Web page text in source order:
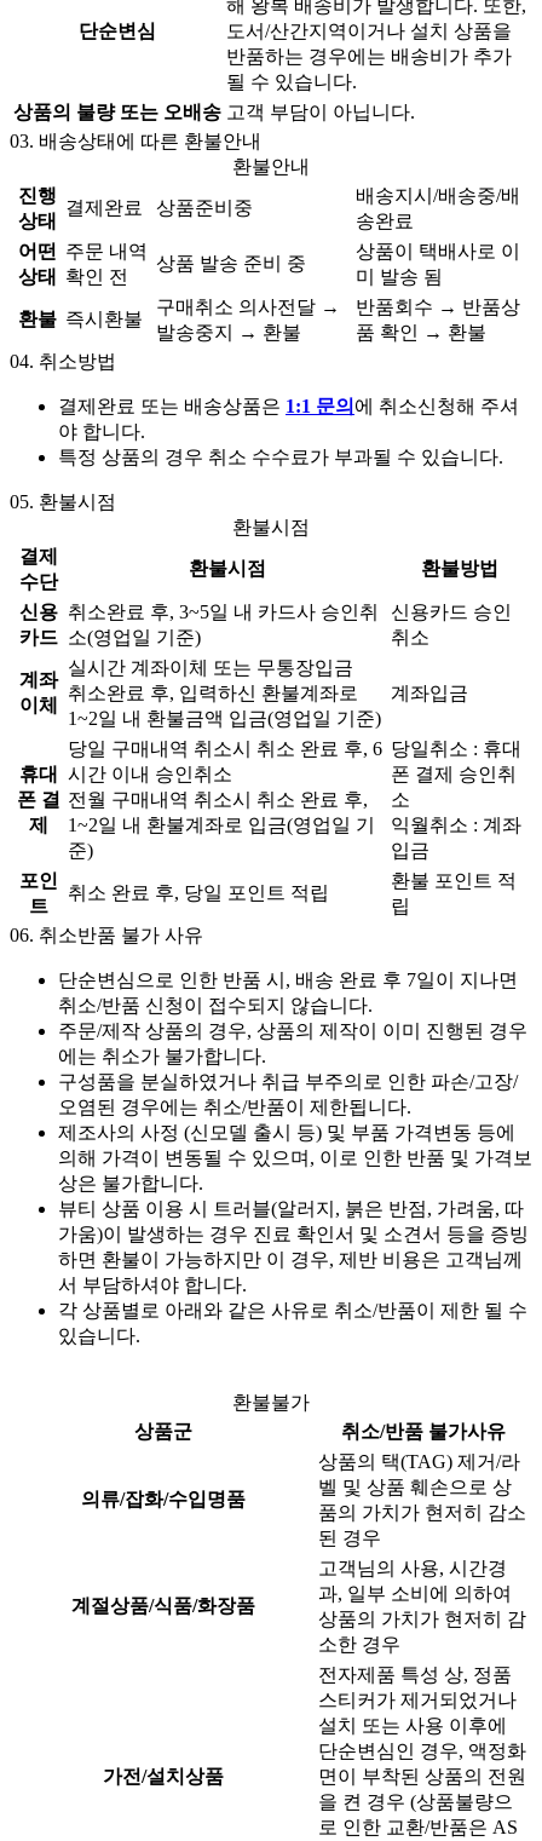
단순변심
해 왕복 배송비가 발생합니다. 또한,
도서/산간지역이거나 설치 상품을
반품하는 경우에는 배송비가 추가
될 수 있습니다.
상품의 불량 또는 오배송 고객 부담이 아닙니다.
03. 배송상태에 따른 환불안내
환불안내
진행
상태
결제완료 상품준비중
배송지시/배송중/배
송완료
어떤
상태
주문 내역
확인 전
상품 발송 준비 중
상품이 택배사로 이
미 발송 됨
환불 즉시환불
구매취소 의사전달 →
발송중지 → 환불
반품회수 → 반품상
품 확인 → 환불
04. 취소방법
결제완료 또는 배송상품은 1:1 문의 에 취소신청해 주셔
야 합니다.
특정 상품의 경우 취소 수수료가 부과될 수 있습니다.
05. 환불시점
환불시점
결제
수단
환불시점 환불방법
신용
카드
취소완료 후, 3~5일 내 카드사 승인취
소(영업일 기준)
신용카드 승인
취소
계좌
이체
실시간 계좌이체 또는 무통장입금
취소완료 후, 입력하신 환불계좌로
1~2일 내 환불금액 입금(영업일 기준)
계좌입금
휴대
폰 결
제
당일 구매내역 취소시 취소 완료 후, 6
시간 이내 승인취소
전월 구매내역 취소시 취소 완료 후,
1~2일 내 환불계좌로 입금(영업일 기
준)
당일취소 : 휴대
폰 결제 승인취
소
익월취소 : 계좌
입금
포인
트
취소 완료 후, 당일 포인트 적립
환불 포인트 적
립
06. 취소반품 불가 사유
단순변심으로 인한 반품 시, 배송 완료 후 7일이 지나면
취소/반품 신청이 접수되지 않습니다.
주문/제작 상품의 경우, 상품의 제작이 이미 진행된 경우
에는 취소가 불가합니다.
구성품을 분실하였거나 취급 부주의로 인한 파손/고장/
오염된 경우에는 취소/반품이 제한됩니다.
제조사의 사정 (신모델 출시 등) 및 부품 가격변동 등에
의해 가격이 변동될 수 있으며, 이로 인한 반품 및 가격보
상은 불가합니다.
뷰티 상품 이용 시 트러블(알러지, 붉은 반점, 가려움, 따
가움)이 발생하는 경우 진료 확인서 및 소견서 등을 증빙
하면 환불이 가능하지만 이 경우, 제반 비용은 고객님께
서 부담하셔야 합니다.
각 상품별로 아래와 같은 사유로 취소/반품이 제한 될 수
있습니다.
환불불가
상품군
취소/반품 불가사유
의류/잡화/수입명품
상품의 택(TAG) 제거/라
벨 및 상품 훼손으로 상
품의 가치가 현저히 감소
된 경우
계절상품/식품/화장품
고객님의 사용, 시간경
과, 일부 소비에 의하여
상품의 가치가 현저히 감
소한 경우
가전/설치상품
전자제품 특성 상, 정품
스티커가 제거되었거나
설치 또는 사용 이후에
단순변심인 경우, 액정화
면이 부착된 상품의 전원
을 켠 경우 (상품불량으
로 인한 교환/반품은 AS